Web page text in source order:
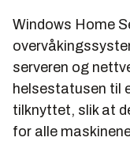
Windows Home
serveren og
helsestatusen til
tilknyttet, slik at
for alle